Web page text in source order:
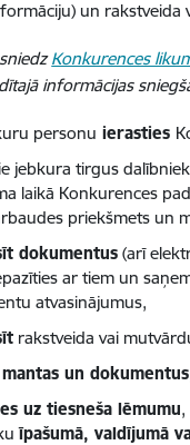
un rakstveida
Konkurences
informācijas
personu ierasties
jebkura tirgus
laikā Konkurences
priekšmets un
dokumentus (arī
ar tiem un
atvasinājumus,
rakstveida vai
un dokumentus
uz tiesneša lēmumu
īpašumā, valdījumā